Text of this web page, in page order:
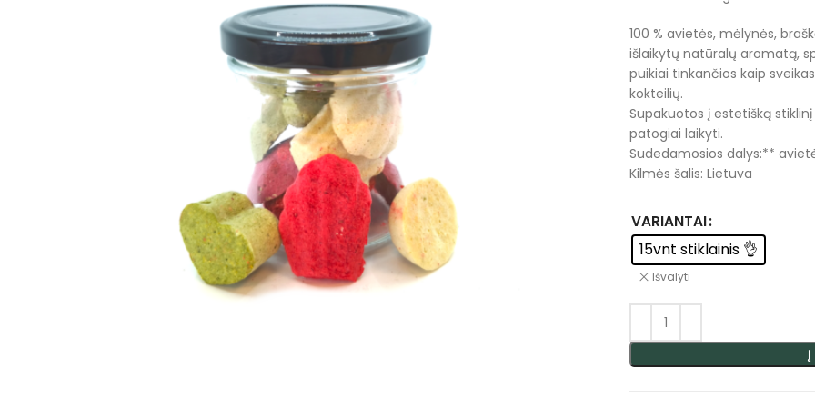
100 % avietės, mėlynės,
išlaikytų natūralų aromatą,
puikiai tinkančios kaip
kokteilių.
Supakuotos į estetišką
patogiai laikyti.
Sudedamosios dalys:**
Kilmės šalis: Lietuva
VARIANTAI
15vnt stiklainis 👌
Išvalyti
Į